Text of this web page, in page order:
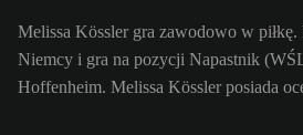
Melissa Kössler gra zawodowo w
Niemcy i gra na pozycji Napastnik
Hoffenheim. Melissa Kössler posiada